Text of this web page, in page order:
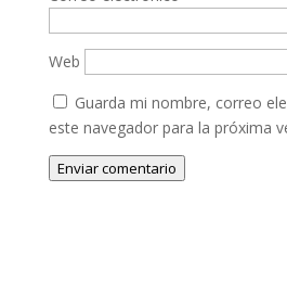
Web
Guarda mi nombre, correo
este navegador para la próxima
Enviar comentario